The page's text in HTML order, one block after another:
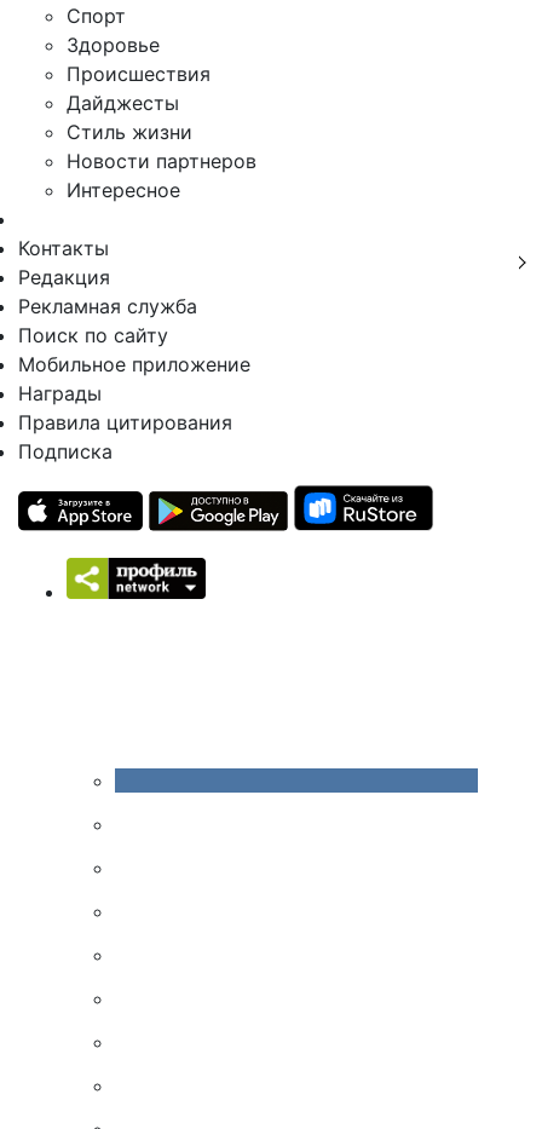
Спорт
Здоровье
Происшествия
Дайджесты
Стиль жизни
Новости партнеров
Интересное
Контакты
Редакция
Рекламная служба
Поиск по сайту
Мобильное приложение
Награды
Правила цитирования
Подписка